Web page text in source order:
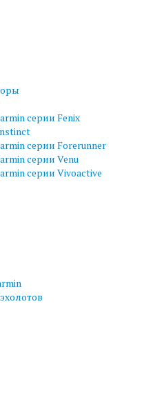
серии Fenix
серии Forerunner
серии Venu
серии Vivoactive